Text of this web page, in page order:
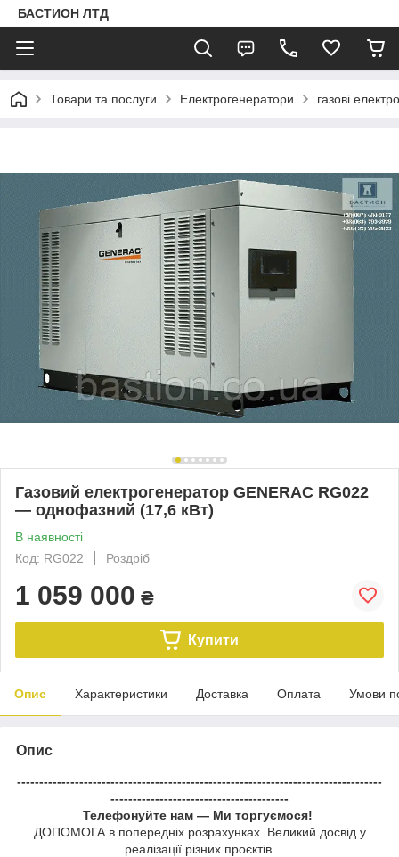
БАСТИОН ЛТД
Товари та послуги Електрогенератори газові
Газовий електрогенератор GENERAC RG022
— однофазний (17,6 кВт)
В наявності
Код: RG022
Роздріб
1 059 000 ₴
Купити
Опис Характеристики Доставка Оплата Умови
Опис
----------------------------------------------------------------------------------
----------------------------------------
Телефонуйте нам — Ми торгуємося!
ДОПОМОГА в попередніх розрахунках. Великий досвід у
реалізації різних проєктів.